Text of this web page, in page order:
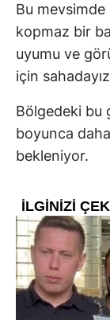
Bu mevsimde
kopmaz bir
uyumu ve
için
Bölgedeki bu
boyunca
bekleniyor.